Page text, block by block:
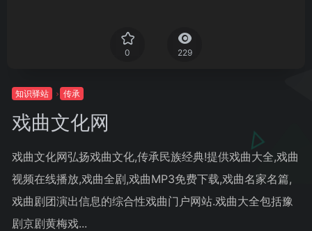
0 229
知识驿站 传承
戏曲文化网
戏曲文化网弘扬戏曲文化,传承民族经典!提供戏曲大全,戏曲
视频在线播放,戏曲全剧,戏曲MP3免费下载,戏曲名家名篇,
戏曲剧团演出信息的综合性戏曲门户网站.戏曲大全包括豫
剧京剧黄梅戏...